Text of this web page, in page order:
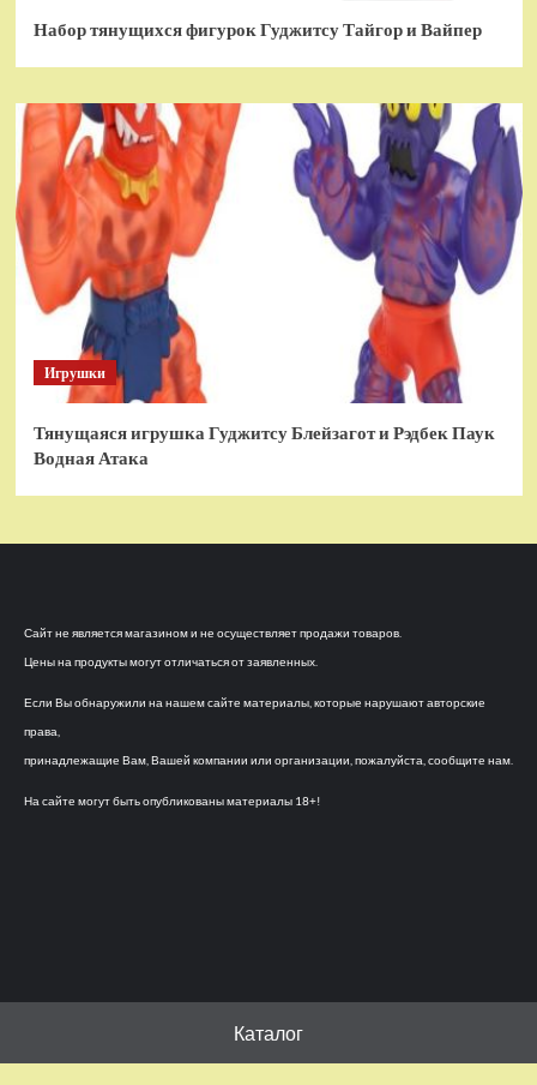
Набор тянущихся фигурок Гуджитсу Тайгор и Вайпер
Игрушки
Тянущаяся игрушка Гуджитсу Блейзагот и Рэдбек Паук
Водная Атака
Сайт не является магазином и не осуществляет продажи товаров.
Цены на продукты могут отличаться от заявленных.
Если Вы обнаружили на нашем сайте материалы, которые нарушают авторские
права,
принадлежащие Вам, Вашей компании или организации, пожалуйста, сообщите нам.
На сайте могут быть опубликованы материалы 18+!
Каталог